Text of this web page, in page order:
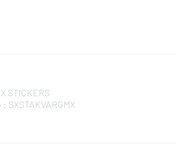
STICKERS
: SXSTAKVARGMX